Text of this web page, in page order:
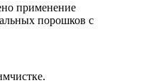
применение
порошков с